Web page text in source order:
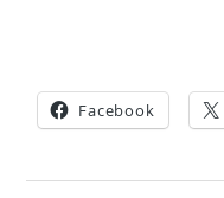
Facebook